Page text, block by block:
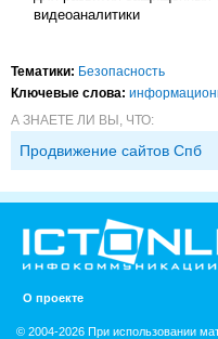
видеоаналитики
Тематики: Безопасность
Ключевые слова:
А ЗНАЕТЕ ЛИ ВЫ, ЧТО:
Продвижение сайтов Спб
О проекте
© 2004-2026 При использовании